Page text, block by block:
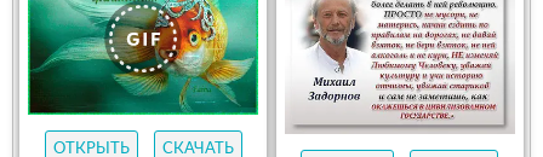
ОТКРЫТЬ
СКАЧАТЬ